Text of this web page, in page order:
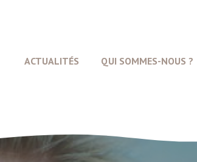
ACTUALITÉS QUI SOMMES-NOUS ?